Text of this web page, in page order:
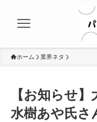
ホーム 業界ネタ
【お知らせ
水樹あや氏さ